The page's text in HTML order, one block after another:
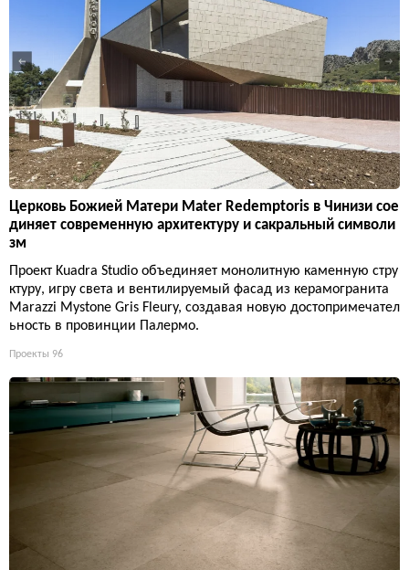
Церковь Божией Матери Mater Redemptoris в Чинизи сое
диняет современную архитектуру и сакральный символи
зм
Проект Kuadra Studio объединяет монолитную каменную стру
ктуру, игру света и вентилируемый фасад из керамогранита
Marazzi Mystone Gris Fleury, создавая новую достопримечател
ьность в провинции Палермо.
Проекты 96